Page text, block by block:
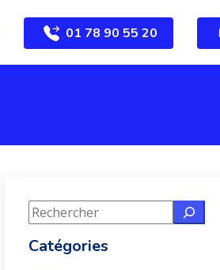
01 78 90 55 20
Rechercher
Catégories